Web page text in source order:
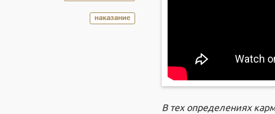
наказание
В тех определениях